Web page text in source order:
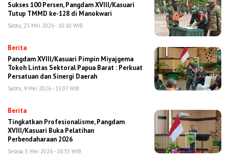
Sukses 100 Persen, Pangdam XVIII/Kasuari
Tutup TMMD ke-128 di Manokwari
Sabtu, 23 Mei 2026 - 10:10 WIB
Berita
Pangdam XVIII/Kasuari Pimpin Miyajgema
Tokoh Lintas Sektoral Papua Barat : Perkuat
Persatuan dan Sinergi Daerah
Sabtu, 9 Mei 2026 - 15:07 WIB
Berita
Tingkatkan Profesionalisme, Pangdam
XVIII/Kasuari Buka Pelatihan
Perbendaharaan 2026
Selasa, 5 Mei 2026 - 18:35 WIB